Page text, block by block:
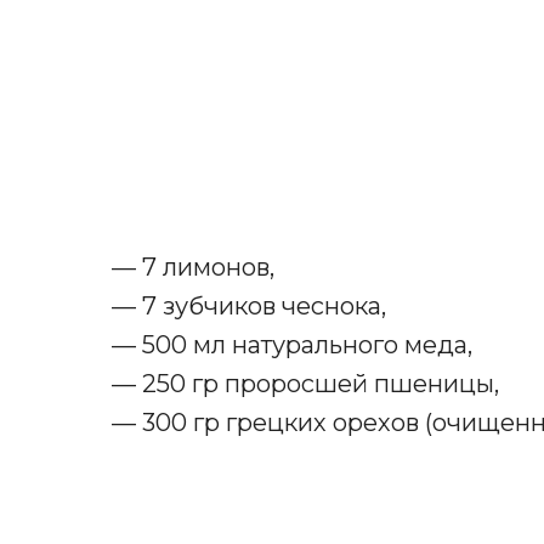
— 7 лимонов,
— 7 зубчиков чеснока,
— 500 мл натурального меда,
— 250 гр проросшей пшеницы,
— 300 гр грецких орехов